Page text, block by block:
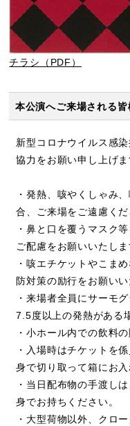
チラシ（PDF）
本公演へご来場される
新型コロナウイルス感
協力をお願い申し上げま
・発熱、咳やくしゃみ
合、ご来場をご遠慮くだ
・鼻と口を覆うマスク
ご配慮をお願いいたしま
・咳エチケットやこま
防対策の励行をお願いい
・来場者全員にサーモ
7.5度以上の発熱がある
・小ホール内での飲料
・入場時はチケットを
身で切り取って箱にお入
・当日配布物の手渡し
身でお持ちください。
・大型荷物以外、クロ